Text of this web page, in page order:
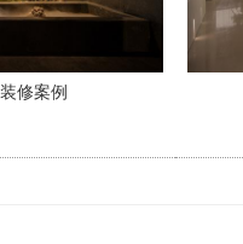
修案例